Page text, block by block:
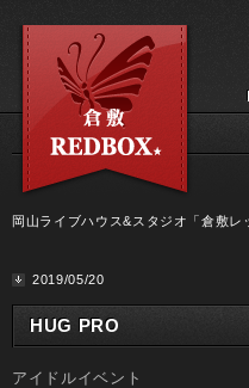
岡山ライブハウス&スタジオ「倉敷レ
2019/05/20
HUG PRO
アイドルイベント